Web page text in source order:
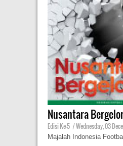
Nusantara
Edisi Ke-5 | Wednesday, 03
Majalah Indonesia